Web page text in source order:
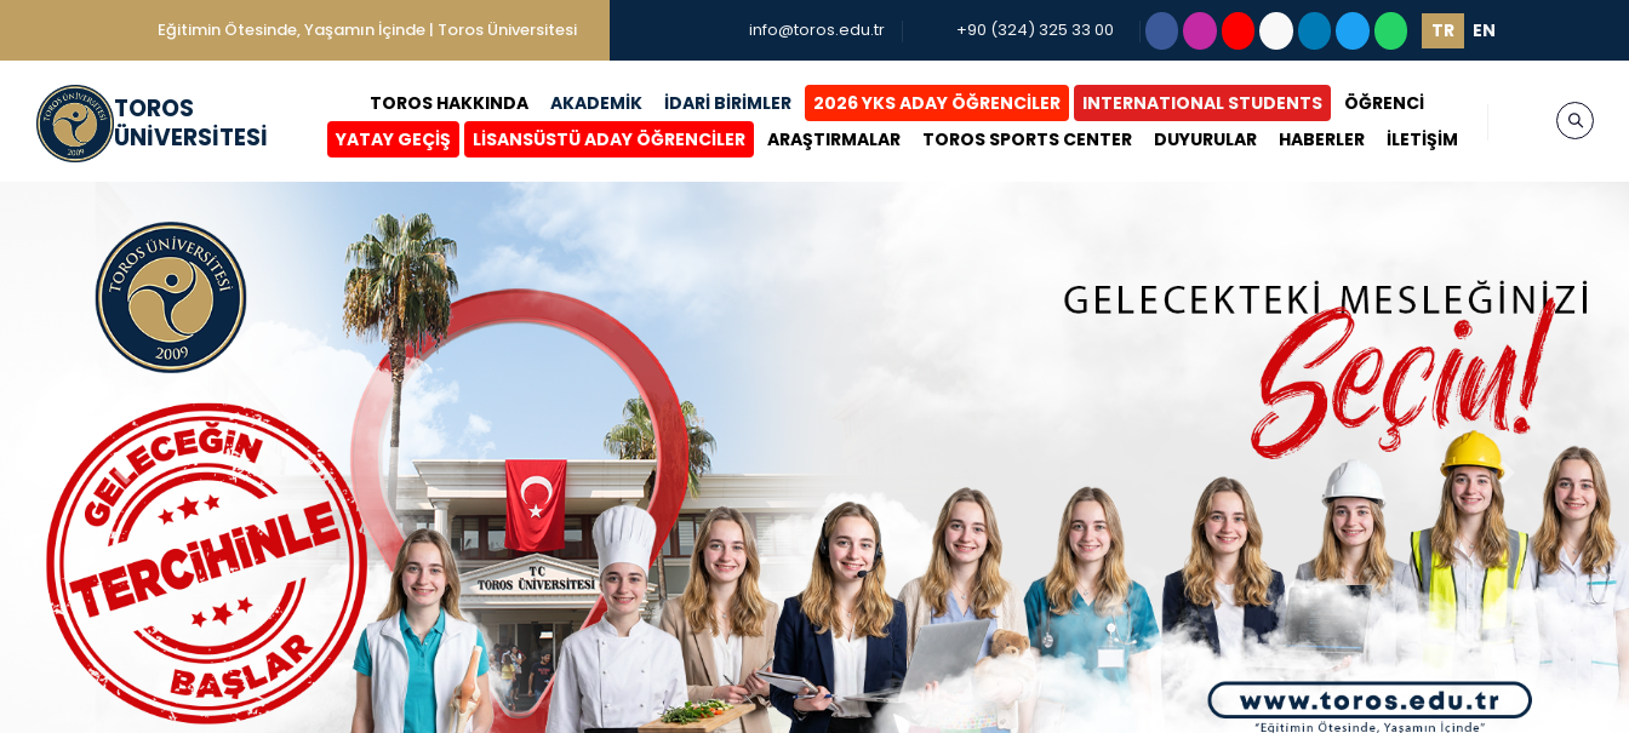
Eğitimin Ötesinde, Yaşamın İçinde | Toros Üniversitesi info@toros.edu.tr +90 (324) 325 33 00 TR EN
TOROS
ÜNİVERSİTESİ
TOROS HAKKINDA AKADEMİK İDARİ BİRİMLER 2026 YKS ADAY ÖĞRENCİLER INTERNATIONAL STUDENTS
ÖĞRENCİ
YATAY GEÇİŞ
LİSANSÜSTÜ ADAY ÖĞRENCİLER ARAŞTIRMALAR TOROS SPORTS CENTER DUYURULAR HABERLER İLETİŞİM
Previous Next